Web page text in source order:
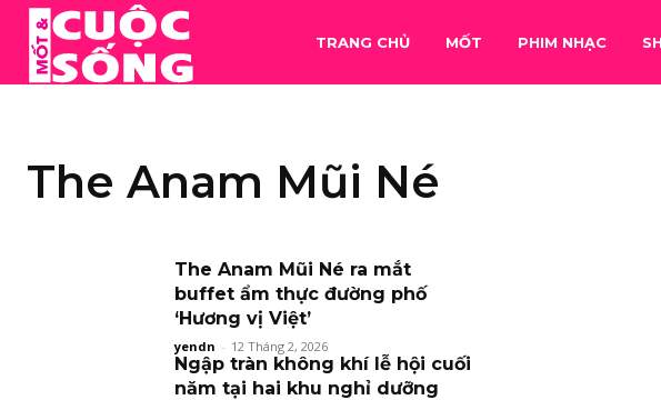
TRANG CHỦ MỐT PHIM NHẠC
The Anam Mũi Né
The Anam Mũi Né ra mắt
buffet ẩm thực đường phố
‘Hương vị Việt’
yendn - 12 Tháng 2, 2026
Ngập tràn không khí lễ hội cuối
năm tại hai khu nghỉ dưỡng